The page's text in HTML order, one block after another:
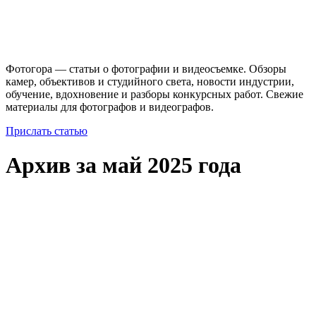
Фотогора — статьи о фотографии и видеосъемке. Обзоры
камер, объективов и студийного света, новости индустрии,
обучение, вдохновение и разборы конкурсных работ. Свежие
материалы для фотографов и видеографов.
Прислать статью
Архив за май 2025 года